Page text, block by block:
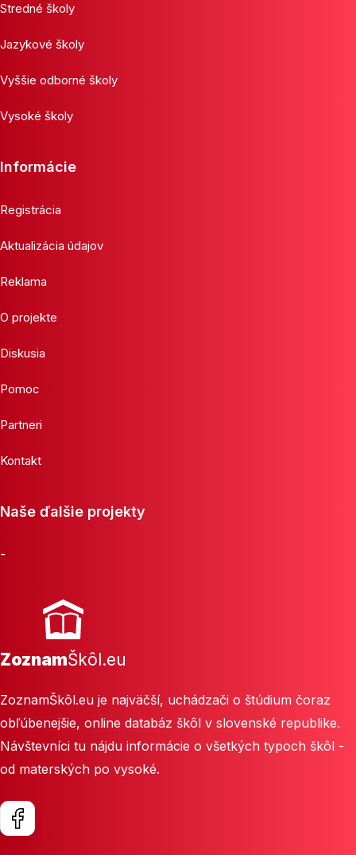
Stredné školy
Jazykové školy
Vyššie odborné školy
Vysoké školy
Informácie
Registrácia
Aktualizácia údajov
Reklama
O projekte
Diskusia
Pomoc
Partneri
Kontakt
Naše ďalšie projekty
-
ZoznamŠkôl.eu
ZoznamŠkôl.eu je najväčší, uchádzači o štúdium čoraz
obľúbenejšie, online databáz škôl v slovenské republike.
Návštevníci tu nájdu informácie o všetkých typoch škôl -
od materských po vysoké.